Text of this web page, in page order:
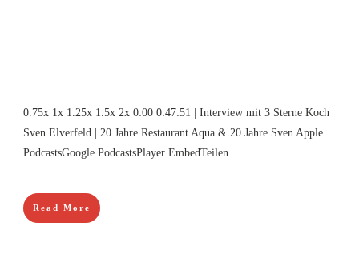
0.75x 1x 1.25x 1.5x 2x 0:00 0:47:51 | Interview mit 3 Sterne Koch
Sven Elverfeld | 20 Jahre Restaurant Aqua & 20 Jahre Sven Apple
PodcastsGoogle PodcastsPlayer EmbedTeilen
Read More